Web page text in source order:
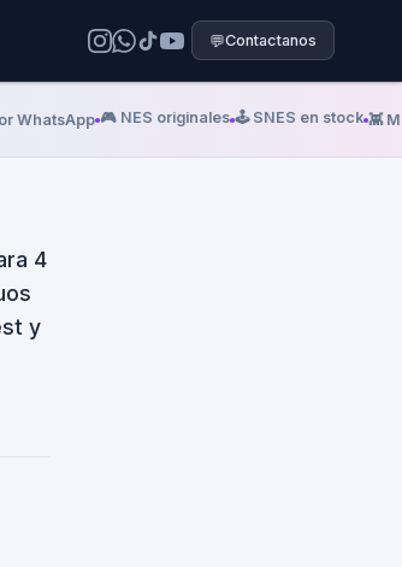
💬Contactanos
🎮 NES originales 🕹️ SNES en stock 👾 Mega
una
4
y